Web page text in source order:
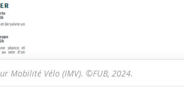
Mobilité Vélo (IMV). ©FUB, 2024.